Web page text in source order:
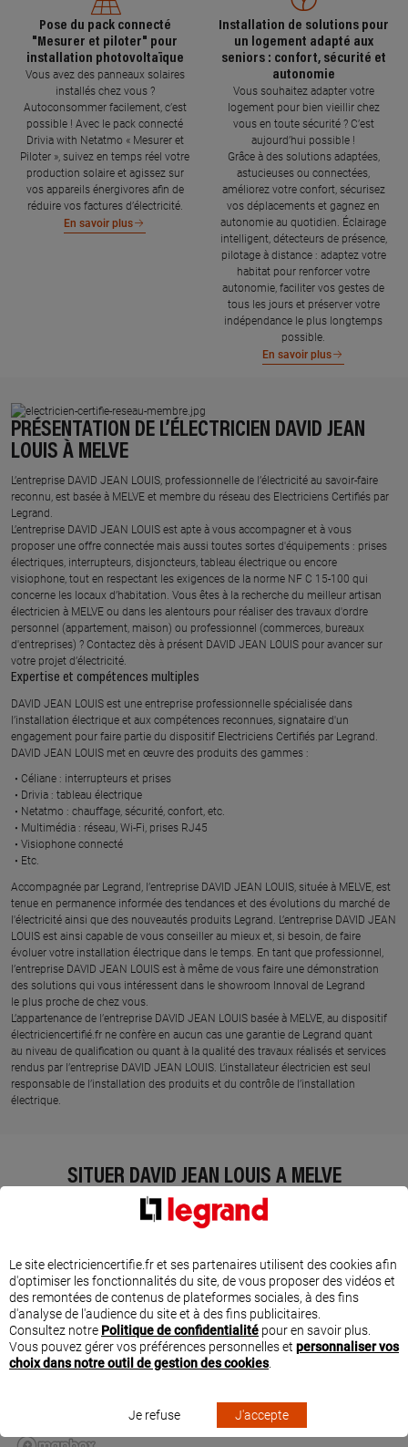
Pose du pack connecté
"Mesurer et piloter" pour
installation photovoltaïque
Vous avez des panneaux solaires
installés chez vous ?
Autoconsommer facilement, c’est
possible ! Avec le pack connecté
Drivia with Netatmo « Mesurer et
Piloter », suivez en temps réel votre
production solaire et agissez sur
vos appareils énergivores afin de
réduire vos factures d’électricité.
En savoir plus
Installation de solutions pour
un logement adapté aux
seniors : confort, sécurité et
autonomie
Vous souhaitez adapter votre
logement pour bien vieillir chez
vous en toute sécurité ? C’est
aujourd’hui possible !
Grâce à des solutions adaptées,
astucieuses ou connectées,
améliorez votre confort, sécurisez
vos déplacements et gagnez en
autonomie au quotidien. Éclairage
intelligent, détecteurs de présence,
pilotage à distance : adaptez votre
habitat pour renforcer votre
autonomie, faciliter vos gestes de
tous les jours et préserver votre
indépendance le plus longtemps
possible.
En savoir plus
PRÉSENTATION DE L’ÉLECTRICIEN DAVID JEAN
LOUIS À MELVE
L’entreprise DAVID JEAN LOUIS, professionnelle de l’électricité au savoir-faire
reconnu, est basée à MELVE et membre du réseau des Electriciens Certifiés par
Legrand.​
L’entreprise DAVID JEAN LOUIS est apte à vous accompagner et à vous
proposer une offre connectée mais aussi toutes sortes d'équipements : prises
électriques, interrupteurs, disjoncteurs, tableau électrique ou encore
visiophone, tout en respectant les exigences de la norme NF C 15-100 qui
concerne les locaux d’habitation. Vous êtes à la recherche du meilleur artisan
électricien à MELVE ou dans les alentours pour réaliser des travaux d'ordre
personnel (appartement, maison) ou professionnel (commerces, bureaux
d'entreprises) ? Contactez dès à présent DAVID JEAN LOUIS pour avancer sur
votre projet d’électricité.
Expertise et compétences multiples​
​DAVID JEAN LOUIS est une entreprise professionnelle spécialisée dans
l’installation électrique et aux compétences reconnues, ​signataire d'un
engagement pour faire partie du dispositif Electriciens Certifiés par Legrand​.
DAVID JEAN LOUIS met en œuvre des produits des gammes : ​
Céliane : interrupteurs et prises ​
Drivia : tableau électrique ​
Netatmo : chauffage, sécurité, confort, etc.​
Multimédia : réseau, Wi-Fi, prises RJ45​
Visiophone connecté​
Etc.​
​Accompagnée par Legrand, l’entreprise DAVID JEAN LOUIS, située à MELVE, est
tenue en permanence informée des tendances et des évolutions du marché de
l'électricité ainsi que des nouveautés produits Legrand. L’entreprise DAVID JEAN
LOUIS est ainsi capable de vous conseiller au mieux et, si besoin, de faire
évoluer votre installation électrique dans le temps. En tant que professionnel,
l’entreprise DAVID JEAN LOUIS est à même de vous faire une démonstration
des solutions qui vous intéressent dans le showroom Innoval de Legrand
le plus proche de chez vous.​
L’appartenance de l’entreprise DAVID JEAN LOUIS basée à MELVE, au dispositif
électriciencertifié.fr ne confère en aucun cas une garantie de Legrand quant
au niveau de qualification ou quant à la qualité des travaux réalisés et services
rendus par l’entreprise DAVID JEAN LOUIS. L’installateur électricien est seul
responsable de l’installation des produits et du contrôle de l’installation
électrique.
SITUER DAVID JEAN LOUIS À MELVE
Le site electriciencertifie.fr et ses partenaires utilisent des cookies afin
d'optimiser les fonctionnalités du site, de vous proposer des vidéos et
des remontées de contenus de plateformes sociales, à des fins
d'analyse de l'audience du site et à des fins publicitaires.
Consultez notre Politique de confidentialité pour en savoir plus.
Vous pouvez gérer vos préférences personnelles et personnaliser vos
choix dans notre outil de gestion des cookies.
Je refuse J'accepte